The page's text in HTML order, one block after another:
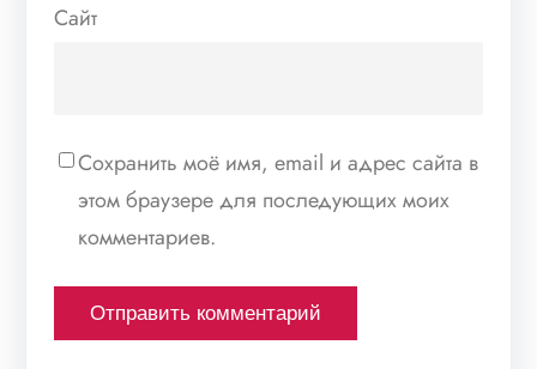
Сайт
Сохранить моё имя, email и адрес сайта в
этом браузере для последующих моих
комментариев.